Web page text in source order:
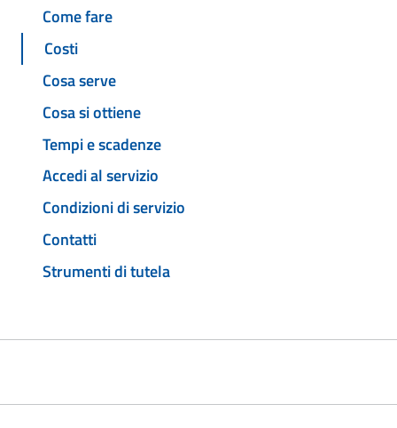
Come fare
Costi
Cosa serve
Cosa si ottiene
Tempi e scadenze
Accedi al servizio
Condizioni di servizio
Contatti
Strumenti di tutela